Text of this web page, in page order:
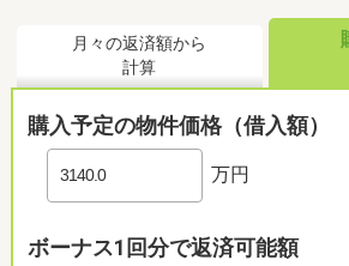
月々の返済額から
計算
購入予定の物件価格（借入額）
万円
ボーナス1回分で返済可能額